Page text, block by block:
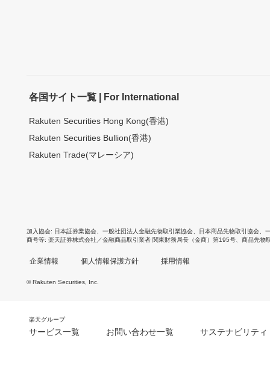
各国サイト一覧 | For International
Rakuten Securities Hong Kong(香港)
Rakuten Securities Bullion(香港)
Rakuten Trade(マレーシア)
加入協会 日本証券業協会 一般社団法人金融先物取引業協会 日本商品先物取引協会
商号等 楽天証券株式会社／金融商品取引業者 関東財務局長（金商）第195号、商品先物
企業情報 個人情報保護方針 採用情報
© Rakuten Securities, Inc.
楽天グループ
サービス一覧 お問い合わせ一覧 サステナビリティ